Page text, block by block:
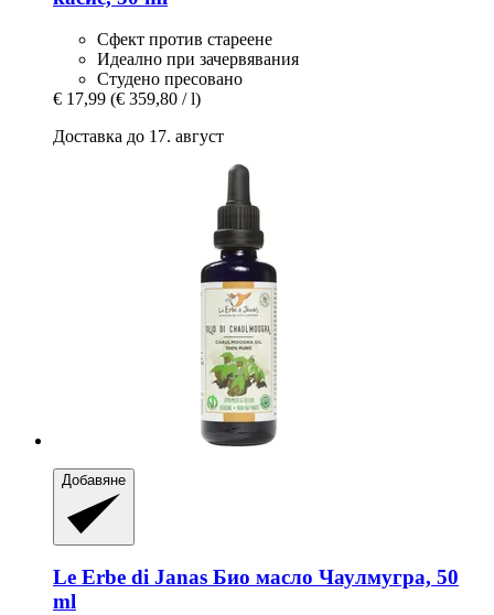
Сфект против стареене
Идеално при зачервявания
Студено пресовано
€ 17,99 (€ 359,80 / l)
Доставка до 17. август
Добавяне
Le Erbe di Janas Био масло Чаулмугра, 50
ml